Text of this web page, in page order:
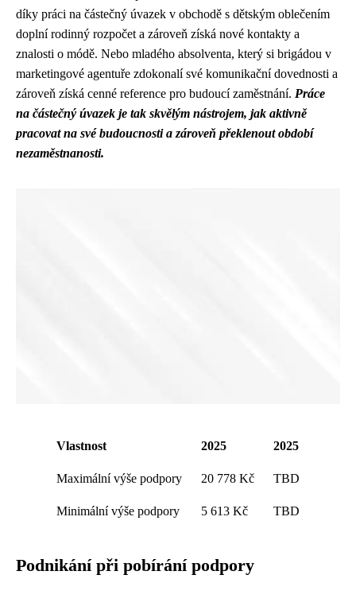
díky práci na částečný úvazek v obchodě s dětským oblečením
doplní rodinný rozpočet a zároveň získá nové kontakty a
znalosti o módě. Nebo mladého absolventa, který si brigádou v
marketingové agentuře zdokonalí své komunikační dovednosti a
zároveň získá cenné reference pro budoucí zaměstnání. Práce
na částečný úvazek je tak skvělým nástrojem, jak aktivně
pracovat na své budoucnosti a zároveň překlenout období
nezaměstnanosti.
Vlastnost 2025 2025
Maximální výše podpory 20 778 Kč TBD
Minimální výše podpory 5 613 Kč TBD
Podnikání při pobírání podpory